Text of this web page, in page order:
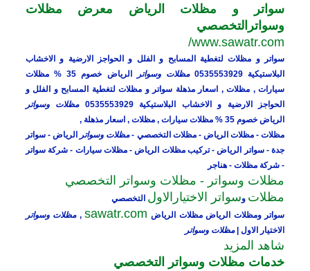
سواتر و مظلات الرياض معرض مظلات
وسواترالتخصصي
www.sawatr.com/
سواتر و مظلات لتغطية المسابح و الفلل و الحواجز الارضية و الاخشاب
البلاستيكية 0535553929
مظلات وسواتر
الرياض خصوم 35 % مظلات
سيارات , مظلات , اسعار مذهلة سواتر و مظلات لتغطية المسابح و الفلل و
الحواجز الارضية و الاخشاب البلاستيكية 0535553929
مظلات وسواتر
الرياض خصوم 35 % مظلات سيارات , مظلات , اسعار مذهلة ,
مظلات - مظلات الرياض - مظلات التخصصي -مظلات وسواتر
الرياض - سواتر
جدة - سواتر الرياض - تركيب مظلات الرياض - مظلات سيارات - شركة سواتر
- شركة مظلات - هناجر
مظلات وسواتر - مظلات وسواتر التخصصي
مظلات وسواتر الاختيارالاول التخصصي
سواتر ومظلات الرياض مظلات الرياض sawatr.com
,مظلات وسواتر
الاختيار الاول |مظلات وسواتر
شاهد المزيد
خدمات مظلات وسواتر التخصصي